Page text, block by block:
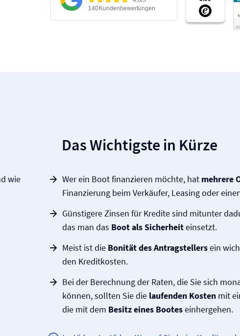
wie
Das Wichtigste in Kürze
Wer ein Boot finanzieren möchte, hat mehrere
Finanzierung beim Verkäufer, Leasing oder
Günstigere Zinsen für Kredite sind mitunter
das man das Boot als Sicherheiteinsetzt.
Meist ist die Bonität des Antragstellersein
den Kreditkosten.
Bei der Berechnung der Raten, die Sie sich
können, sollten Sie die laufenden Kosten mit
die mit dem Besitz eines Booteseinhergehen.